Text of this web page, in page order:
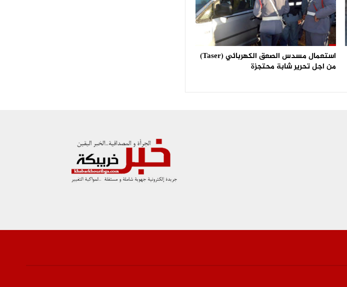
استعمال مسدس الصعق الكهربائي (Taser)
من اجل تحرير شابة محتجزة